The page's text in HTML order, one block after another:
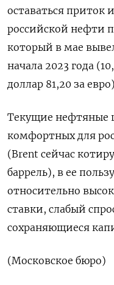
оставаться приток
российской нефти
который в мае
начала 2023 года
доллар 81,20 за
Текущие нефтяные
комфортных ​для
(Brent сейчас
баррель), в ее
относительно
ставки, слабый
сохраняющиеся
(Московское бюро)